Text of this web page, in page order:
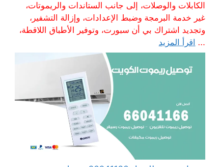
الكابلات والوصلات، إلى جانب الستاندات والريموتات،
غير خدمة البرمجة وضبط الإعدادات، وإزالة التشفير،
وتجديد اشتراك بي أن سبورت، وتوفير الأطباق اللاقطة،
... اقرأ المزيد